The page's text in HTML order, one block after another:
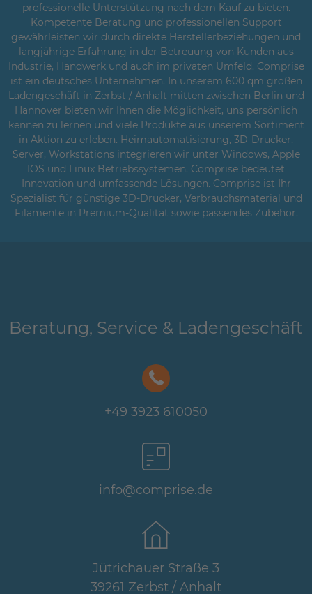
professionelle Unterstützung nach dem Kauf zu bieten.
Kompetente Beratung und professionellen Support
gewährleisten wir durch direkte Herstellerbeziehungen und
langjährige Erfahrung in der Betreuung von Kunden aus
Industrie, Handwerk und auch im privaten Umfeld. Comprise
ist ein deutsches Unternehmen. In unserem 600 qm großen
Ladengeschäft in Zerbst / Anhalt mitten zwischen Berlin und
Hannover bieten wir Ihnen die Möglichkeit, uns persönlich
kennen zu lernen und viele Produkte aus unserem Sortiment
in Aktion zu erleben. Heimautomatisierung, 3D-Drucker,
Server, Workstations integrieren wir unter Windows, Apple
IOS und Linux Betriebssystemen. Comprise bedeutet
Innovation und umfassende Lösungen. Comprise ist Ihr
Spezialist für günstige 3D-Drucker, Verbrauchsmaterial und
Filamente in Premium-Qualität sowie passendes Zubehör.
Beratung, Service & Ladengeschäft
+49 3923 610050
info@comprise.de
Jütrichauer Straße 3
39261 Zerbst / Anhalt